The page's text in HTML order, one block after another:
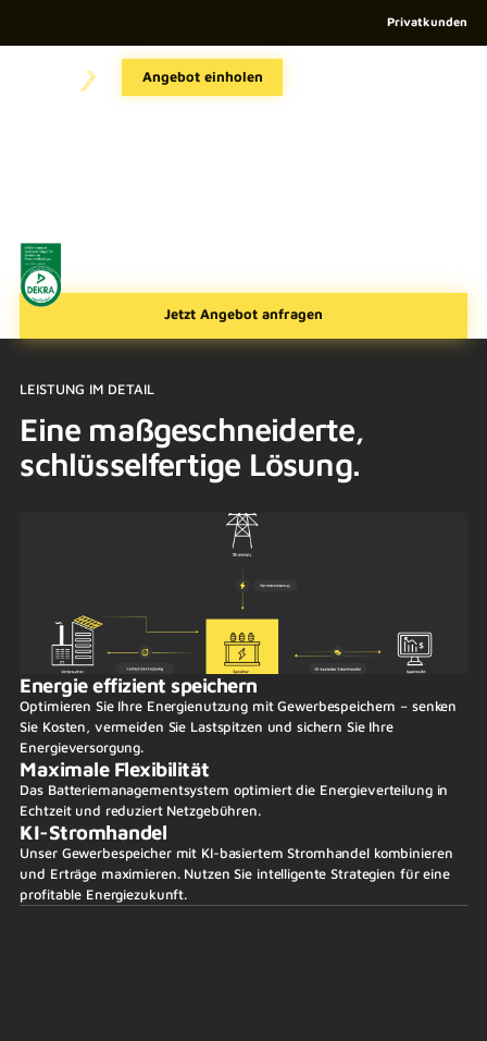
Privatkunden
Angebot einholen
GEWERBESPEICHER
Gewerbespeicher für
effektive Möglichkeit, ihre Energieautarkie zu maximieren
und gleichzeitig erhebliche Kosteneinsparungen zu erzielen.
Jetzt Angebot anfragen
LEISTUNG IM DETAIL
Eine maßgeschneiderte,
schlüsselfertige Lösung.
Energie effizient speichern
Optimieren Sie Ihre Energienutzung mit Gewerbespeichern – senken
Sie Kosten, vermeiden Sie Lastspitzen und sichern Sie Ihre
Energieversorgung.
Maximale Flexibilität
Das Batteriemanagementsystem optimiert die Energieverteilung in
Echtzeit und reduziert Netzgebühren.
KI-Stromhandel
Unser Gewerbespeicher mit KI-basiertem Stromhandel kombinieren
und Erträge maximieren. Nutzen Sie intelligente Strategien für eine
profitable Energiezukunft.